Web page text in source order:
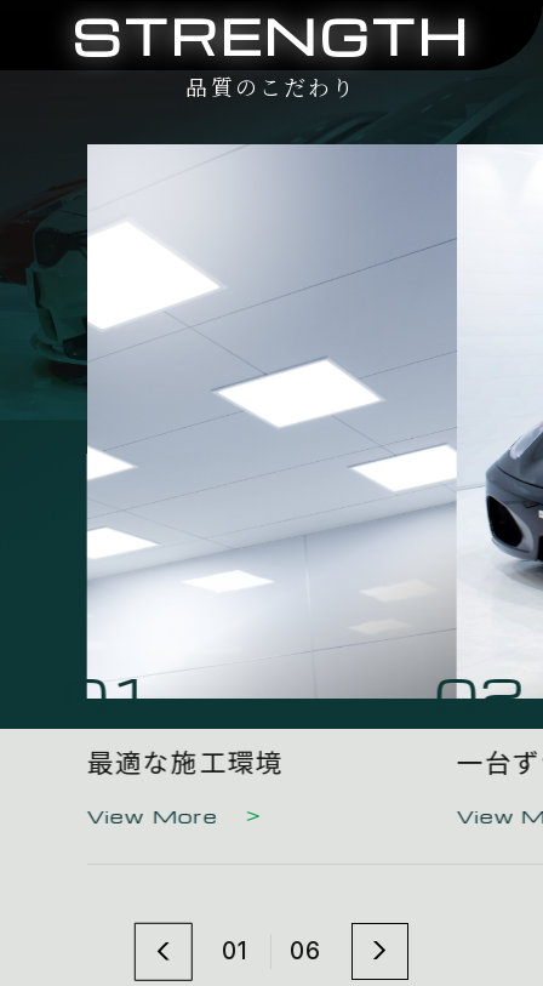
STRENGTH
品質のこだわり
01 06
01
最適な施工環境
View More
02
一台
View